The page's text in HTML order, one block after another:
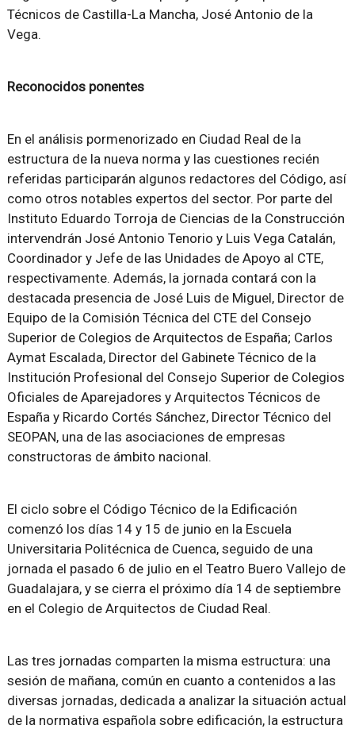
Técnicos de Castilla-La Mancha, José Antonio de la
Vega.
Reconocidos ponentes
En el análisis pormenorizado en Ciudad Real de la
estructura de la nueva norma y las cuestiones recién
referidas participarán algunos redactores del Código, así
como otros notables expertos del sector. Por parte del
Instituto Eduardo Torroja de Ciencias de la Construcción
intervendrán José Antonio Tenorio y Luis Vega Catalán,
Coordinador y Jefe de las Unidades de Apoyo al CTE,
respectivamente. Además, la jornada contará con la
destacada presencia de José Luis de Miguel, Director de
Equipo de la Comisión Técnica del CTE del Consejo
Superior de Colegios de Arquitectos de España; Carlos
Aymat Escalada, Director del Gabinete Técnico de la
Institución Profesional del Consejo Superior de Colegios
Oficiales de Aparejadores y Arquitectos Técnicos de
España y Ricardo Cortés Sánchez, Director Técnico del
SEOPAN, una de las asociaciones de empresas
constructoras de ámbito nacional.
El ciclo sobre el Código Técnico de la Edificación
comenzó los días 14 y 15 de junio en la Escuela
Universitaria Politécnica de Cuenca, seguido de una
jornada el pasado 6 de julio en el Teatro Buero Vallejo de
Guadalajara, y se cierra el próximo día 14 de septiembre
en el Colegio de Arquitectos de Ciudad Real.
Las tres jornadas comparten la misma estructura: una
sesión de mañana, común en cuanto a contenidos a las
diversas jornadas, dedicada a analizar la situación actual
de la normativa española sobre edificación, la estructura